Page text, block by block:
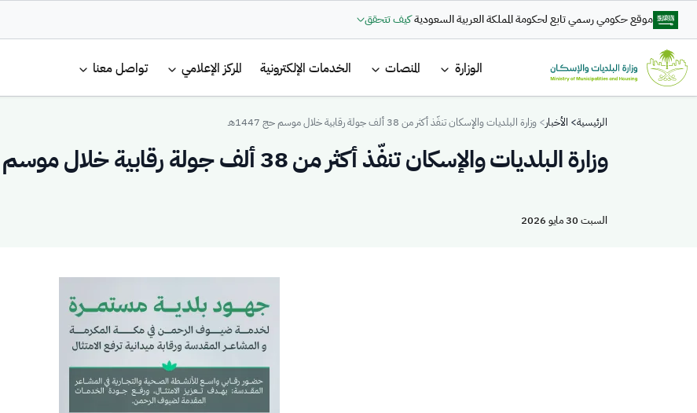
تجاوز إلى المحتوى الرئيسي
موقع حكومي رسمي تابع لحكومة المملكة العربية السعوديةكيف تتحقق
القائمة الرئيسية
الوزارة المنصات الخدمات الإلكترونية المركز الإعلامي تواصل معنا
Breadcrumb
الرئيسية الأخبار وزارة البلديات والإسكان تنفّذ أكثر من 38 ألف جولة رقابية خلال موسم حج 1447هـ
وزارة البلديات والإسكان تنفّذ أكثر من 38 ألف جولة رقابية خلال موسم حج 1447هـ
السبت 30 مايو 2026